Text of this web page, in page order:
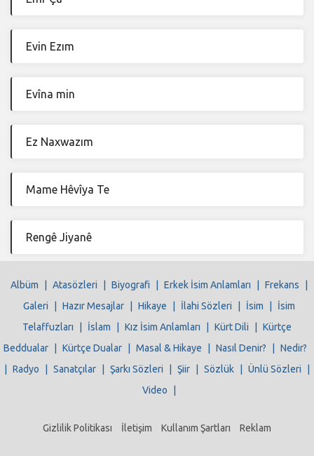
Evin Ezım
Evîna min
Ez Naxwazım
Mame Hêvîya Te
Rengê Jiyanê
Albüm Atasözleri Biyografi Erkek İsim Anlamları Frekans
Galeri
Hazır Mesajlar Hikaye İlahi Sözleri İsim
İsim
Telaffuzları
İslam Kız İsim Anlamları Kürt Dili
Kürtçe
Beddualar
Kürtçe Dualar Masal & Hikaye Nasıl Denir?
Nedir?
Radyo Sanatçılar Şarkı Sözleri Şiir Sözlük Ünlü Sözleri
Video
Gizlilik Politikası İletişim Kullanım Şartları Reklam